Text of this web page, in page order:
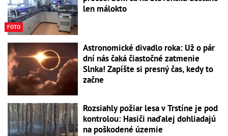
FOTO
len málokto
Astronomické divadlo roka: Už o pár
dní nás čaká čiastočné zatmenie
Slnka! Zapíšte si presný čas, kedy to
začne
Rozsiahly požiar lesa v Trstíne je pod
kontrolou: Hasiči naďalej dohliadajú
na poškodené územie